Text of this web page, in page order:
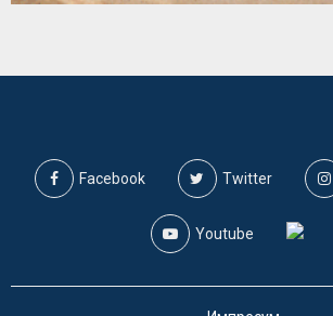
Facebook Twitter
Youtube